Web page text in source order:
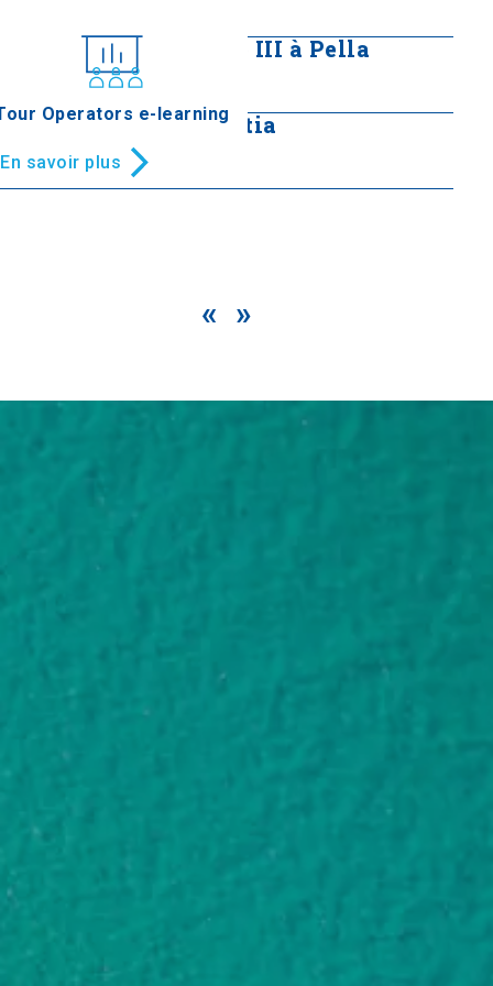
Operators e-learning
Tombe macédonienne III à Pella
En savoir plus
Cimetière de Constantia
En savoir plus
« »